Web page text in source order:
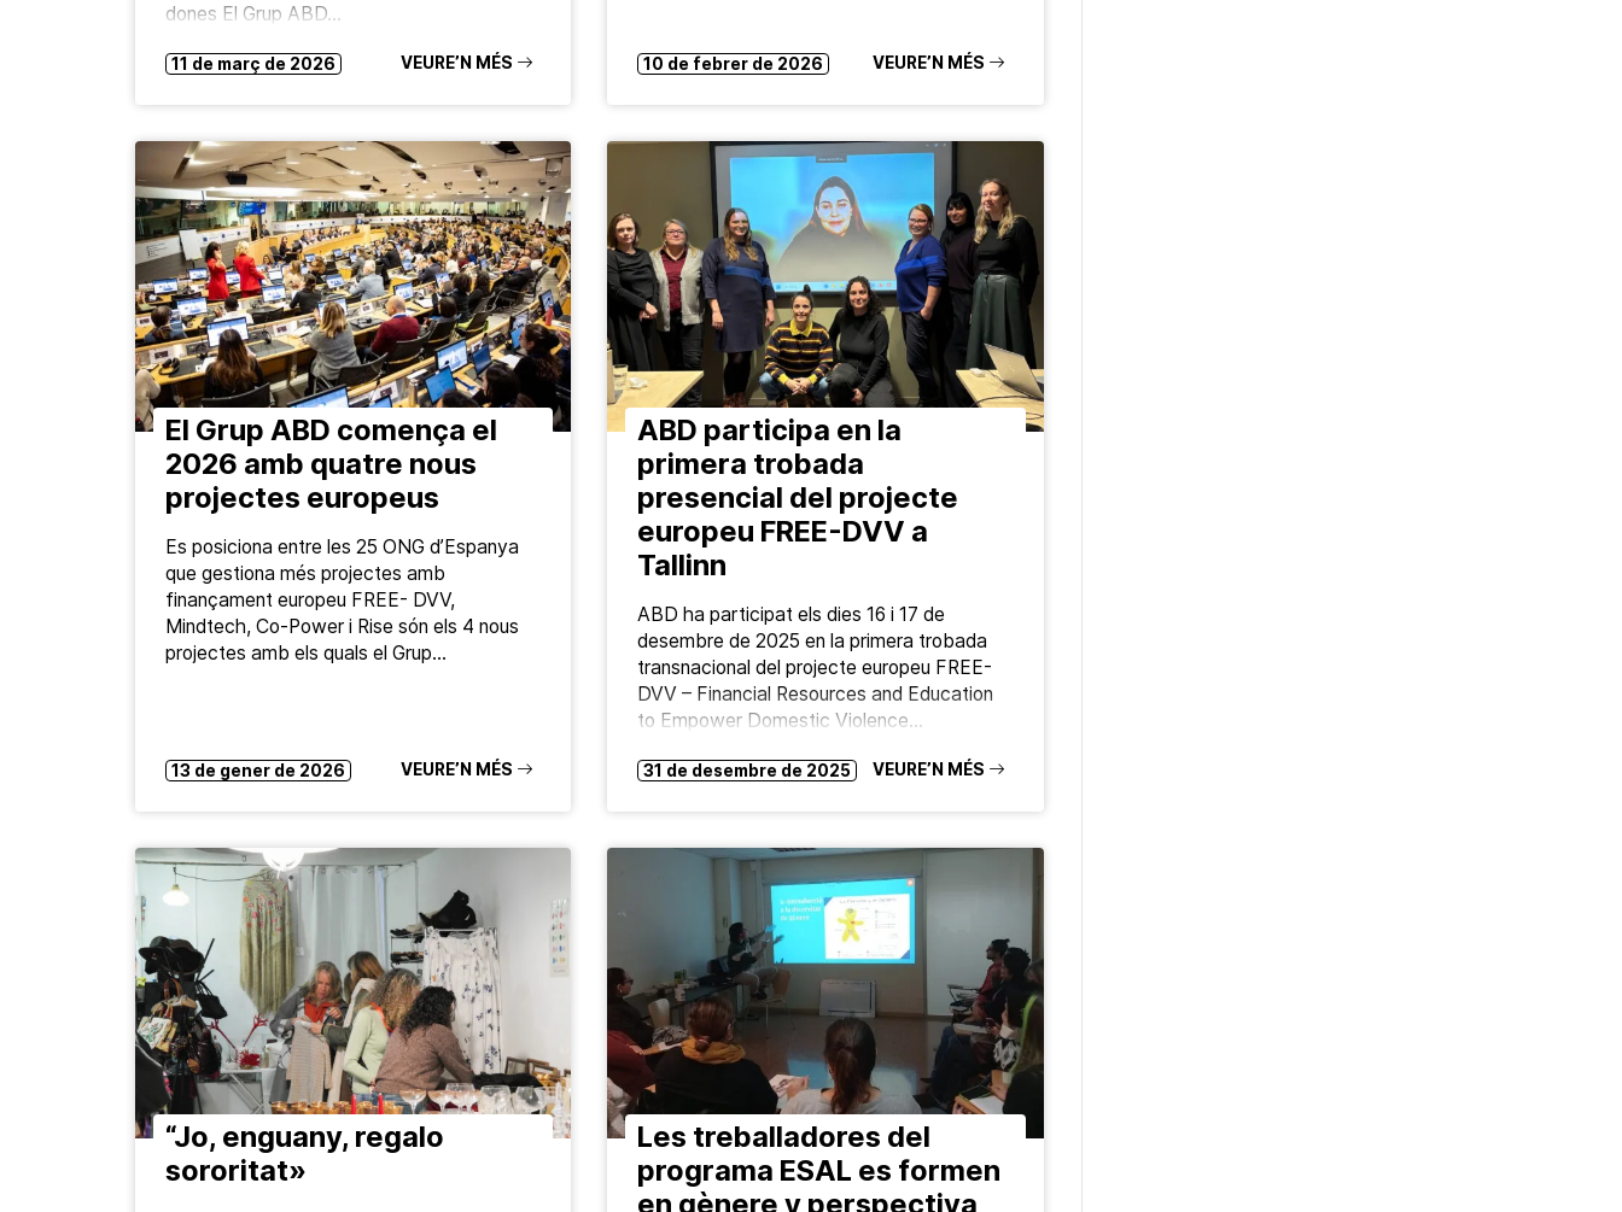
dones El Grup ABD…
11 de març de 2026 VEURE’N MÉS 10 de febrer de 2026 VEURE’N MÉS
El Grup ABD comença el
2026 amb quatre nous
projectes europeus
Es posiciona entre les 25 ONG d’Espanya
que gestiona més projectes amb
finançament europeu FREE- DVV,
Mindtech, Co-Power i Rise són els 4 nous
projectes amb els quals el Grup…
13 de gener de 2026 VEURE’N MÉS
ABD participa en la
primera trobada
presencial del projecte
europeu FREE-DVV a
Tallinn
ABD ha participat els dies 16 i 17 de
desembre de 2025 en la primera trobada
transnacional del projecte europeu FREE-
DVV – Financial Resources and Education
to Empower Domestic Violence…
31 de desembre de 2025 VEURE’N MÉS
“Jo, enguany, regalo
sororitat»
Les treballadores del
programa ESAL es formen
en gènere y perspectiva